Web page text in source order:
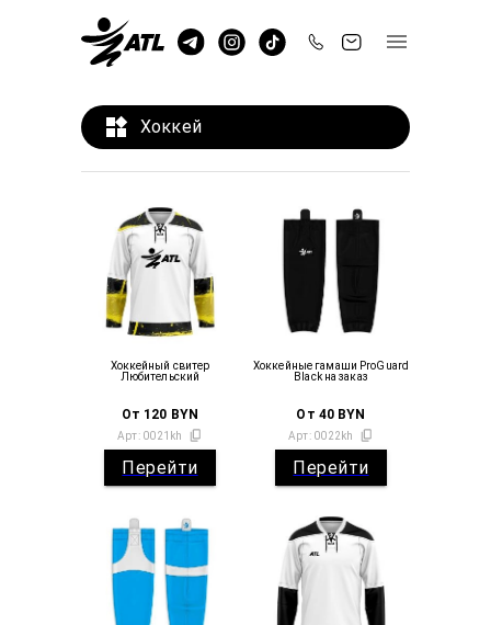
Хоккей
Хоккейный свитер
Любительский
От 120 BYN
Арт: 0021kh
Перейти
Хоккейные гамаши ProGuard
Black на заказ
От 40 BYN
Арт: 0022kh
Перейти